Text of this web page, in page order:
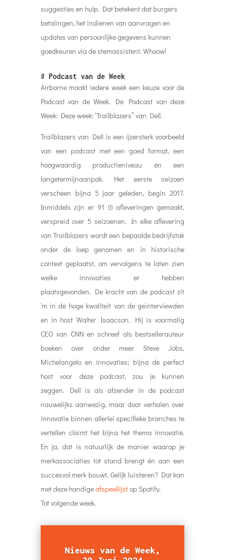
suggesties en hulp. Dat betekent dat burgers
betalingen, het indienen van aanvragen en
updates van persoonlijke gegevens kunnen
goedkeuren via de stemassistent. Whoow!
# Podcast van de Week
Airborne maakt iedere week een keuze voor de
Podcast van de Week. De Podcast van deze
Week: Deze week: ‘Trailblazers” van Dell.
Trailblazers van Dell is een ijzersterk voorbeeld
van een podcast met een goed format, een
hoogwaardig productieniveau én een
langetermijnaanpak. Het eerste seizoen
verscheen bijna 5 jaar geleden, begin 2017.
Inmiddels zijn er 91 (!) afleveringen gemaakt,
verspreid over 5 seizoenen. In elke aflevering
van Trailblazers wordt een bepaalde bedrijfstak
onder de loep genomen en in historische
context geplaatst, om vervolgens te laten zien
welke innovaties er hebben
plaatsgevonden. De kracht van de podcast zit
‘m in de hoge kwaliteit van de geïnterviewden
en in host Walter Isaacson. Hij is voormalig
CEO van CNN en schreef als bestsellerauteur
boeken over onder meer Steve Jobs,
Michelangelo en innovaties; bijna de perfect
host voor deze podcast, zou je kunnen
zeggen. Dell is als afzender in de podcast
nauwelijks aanwezig, maar door verhalen over
innovatie binnen allerlei specifieke branches te
vertellen claimt het bijna het thema innovatie.
En ja, dat is natuurlijk de manier waarop je
merkassociaties tot stand brengt én aan een
succesvol merk bouwt. Gelijk luisteren? Dat kan
metdeze handigeafspeellijstop Spotify.
Tot volgende week.
Nieuws van de Week,